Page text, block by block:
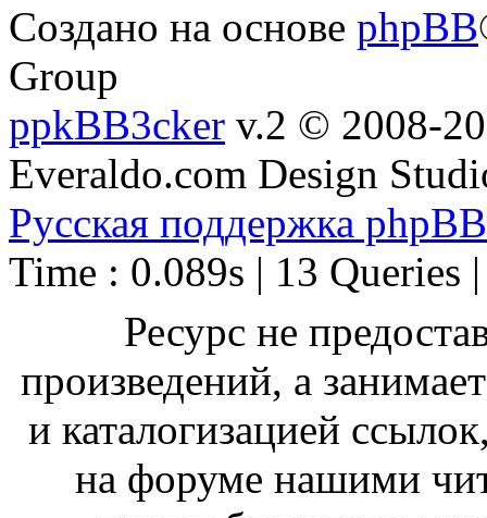
Создано на основе phpBB
Group
ppkBB3cker v.2 © 2008-
Everaldo.com Design
Русская поддержка phpBB
Time : 0.089s | 13 Queries
Ресурс не
произведений, а
и каталогизацией
на форуме нашими